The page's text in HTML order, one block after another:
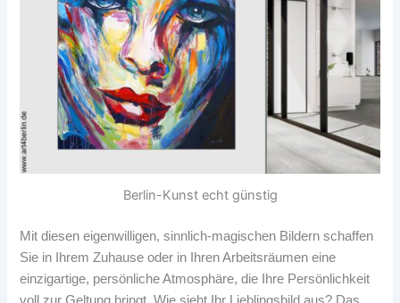
Berlin-Kunst echt günstig
Mit diesen eigenwilligen, sinnlich-magischen Bildern schaffen
Sie in Ihrem Zuhause oder in Ihren Arbeitsräumen eine
einzigartige, persönliche Atmosphäre, die Ihre Persönlichkeit